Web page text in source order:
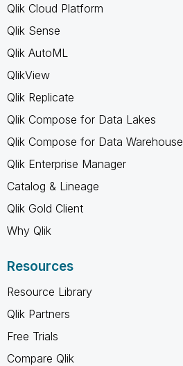
Qlik Cloud Platform
Qlik Sense
Qlik AutoML
QlikView
Qlik Replicate
Qlik Compose for Data Lakes
Qlik Compose for Data Warehouse
Qlik Enterprise Manager
Catalog & Lineage
Qlik Gold Client
Why Qlik
Resources
Resource Library
Qlik Partners
Free Trials
Compare Qlik